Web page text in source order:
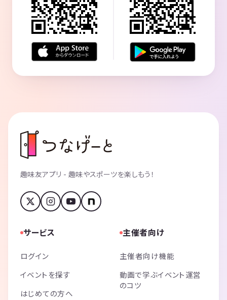
趣味友アプリ - 趣味やスポーツを楽しもう！
サービス
ログイン
イベントを探す
はじめての方へ
主催者向け
主催者向け機能
動画で学ぶイベント運営
のコツ